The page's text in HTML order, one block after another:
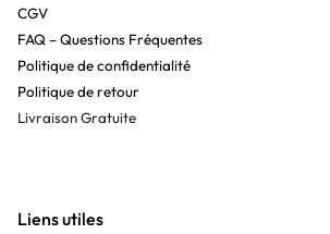
CGV
FAQ – Questions Fréquentes
Politique de confidentialité
Politique de retour
Livraison Gratuite
Liens utiles